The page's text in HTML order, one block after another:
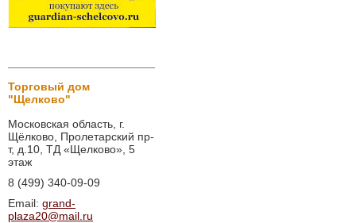
Торговый дом
"Щелково"
Московская область, г.
Щёлково, Пролетарский пр-
т, д.10, ТД «Щелково», 5
этаж
8 (499) 340-09-09
Email: grand-
plaza20@mail.ru